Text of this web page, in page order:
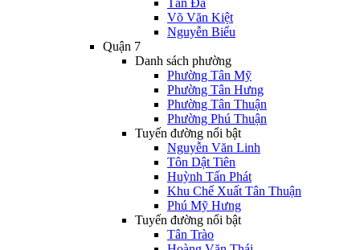
Tản Đà
Võ Văn Kiệt
Nguyễn Biểu
Quận 7
Danh sách phường
Phường Tân Mỹ
Phường Tân Hưng
Phường Tân Thuận
Phường Phú Thuận
Tuyến đường nổi bật
Nguyễn Văn Linh
Tôn Dật Tiên
Huỳnh Tấn Phát
Khu Chế Xuất Tân Thuận
Phú Mỹ Hưng
Tuyến đường nổi bật
Tân Trào